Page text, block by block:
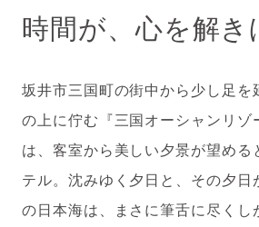
時間が、心を解き
坂井市三国町の街中から少し足を
の上に佇む『三国オーシャンリゾ
は、客室から美しい夕景が望める
テル。沈みゆく夕日と、その夕日
の日本海は、まさに筆舌に尽くし